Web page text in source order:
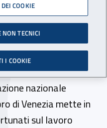
a cura
di Venezia
nazionale
di Venezia mette in
sul lavoro
COOKIE
TECNICI
I COOKIE